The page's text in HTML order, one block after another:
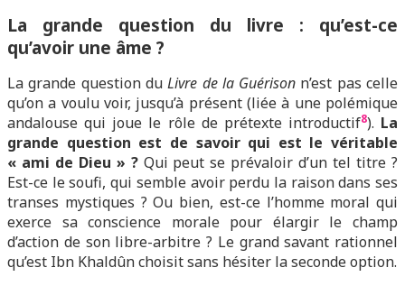
La grande question du livre : qu’est-ce
qu’avoir une âme ?
La grande question duLivre de la Guérison n’est pas celle
qu’on a voulu voir, jusqu’à présent (liée à une polémique
andalouse qui joue le rôle de prétexte introductif8). La
grande question est de savoir qui est le véritable
« ami de Dieu » ?Qui peut se prévaloir d’un tel titre ?
Est-ce le soufi, qui semble avoir perdu la raison dans ses
transes mystiques ? Ou bien, est-ce l’homme moral qui
exerce sa conscience morale pour élargir le champ
d’action de son libre-arbitre ? Le grand savant rationnel
qu’est Ibn Khaldûn choisit sans hésiter la seconde option.